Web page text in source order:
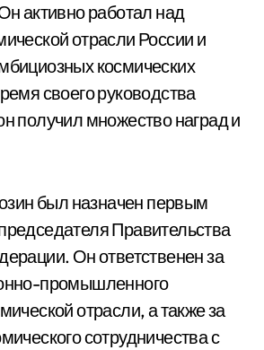
активно работал над
отрасли России и
космических
своего руководства
получил множество наград и
был назначен первым
Правительства
Он ответственен за
промышленного
отрасли, а также за
сотрудничества с